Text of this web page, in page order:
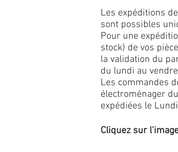
Les expéditions
sont possibles
Pour une
stock) de vos
la validation du
du lundi au
Les commandes
électroménager
expédiées le
Cliquez sur